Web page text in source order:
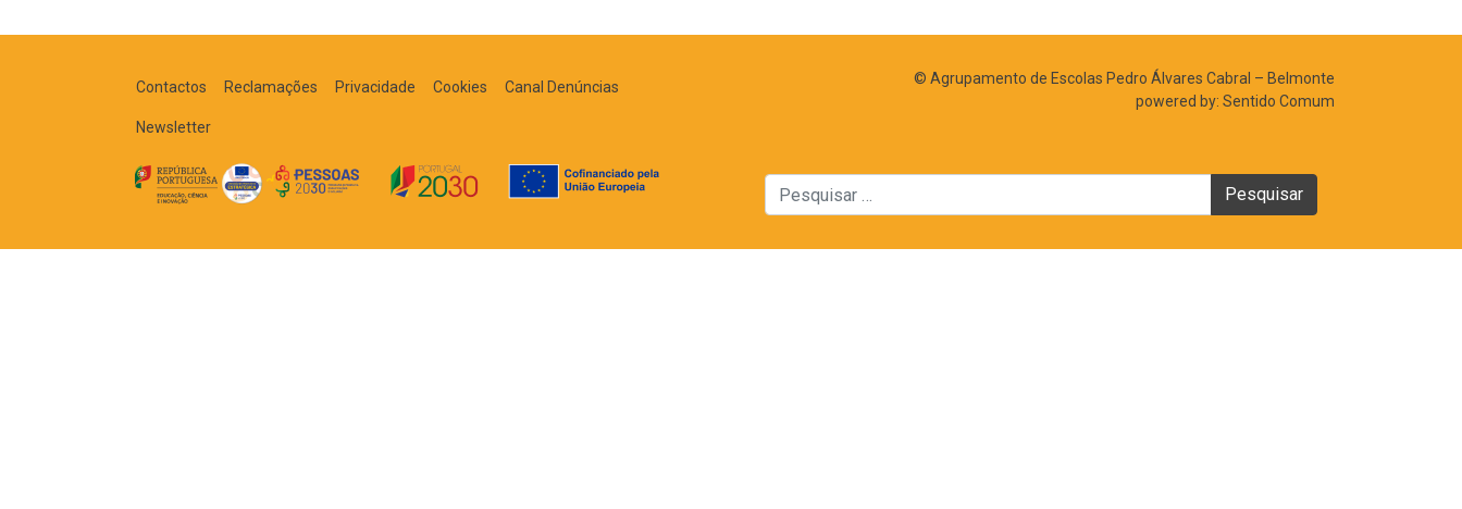
Contactos Reclamações Privacidade Cookies Canal Denúncias
Newsletter
© Agrupamento de Escolas Pedro Álvares Cabral – Belmonte
powered by: Sentido Comum